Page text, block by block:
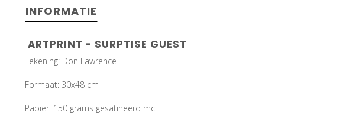
INFORMATIE
ARTPRINT - SURPTISE GUEST
Tekening: Don Lawrence
Formaat: 30x48 cm
Papier: 150 grams gesatineerd mc